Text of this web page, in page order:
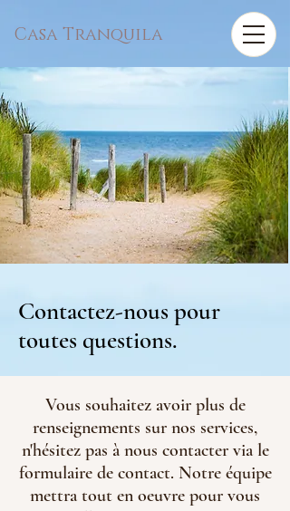
Casa Tranquila
Contactez-nous pour
toutes questions.
Vous souhaitez avoir plus de
renseignements sur nos services,
n'hésitez pas à nous contacter via le
formulaire de contact. Notre équipe
mettra tout en oeuvre pour vous